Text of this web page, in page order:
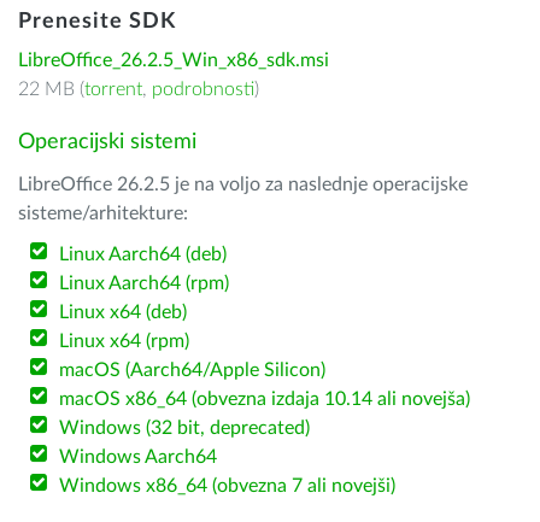
Prenesite SDK
LibreOffice_26.2.5_Win_x86_sdk.msi
22 MB (torrent, podrobnosti)
Operacijski sistemi
LibreOffice 26.2.5 je na voljo za naslednje operacijske
sisteme/arhitekture:
Linux Aarch64 (deb)
Linux Aarch64 (rpm)
Linux x64 (deb)
Linux x64 (rpm)
macOS (Aarch64/Apple Silicon)
macOS x86_64 (obvezna izdaja 10.14 ali novejša)
Windows (32 bit, deprecated)
Windows Aarch64
Windows x86_64 (obvezna 7 ali novejši)